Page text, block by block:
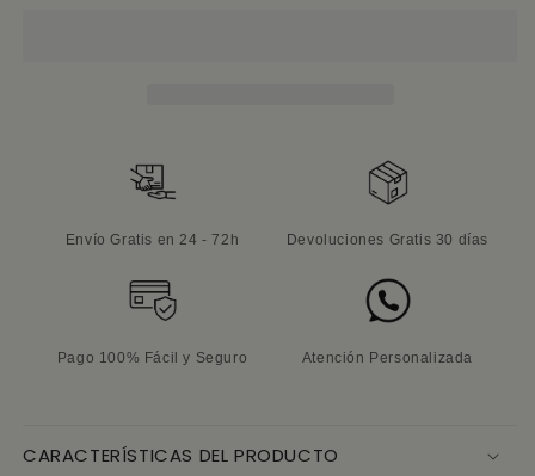
Envío Gratis en 24 - 72h Devoluciones Gratis 30 días
Pago 100% Fácil y Seguro Atención Personalizada
CARACTERÍSTICAS DEL PRODUCTO